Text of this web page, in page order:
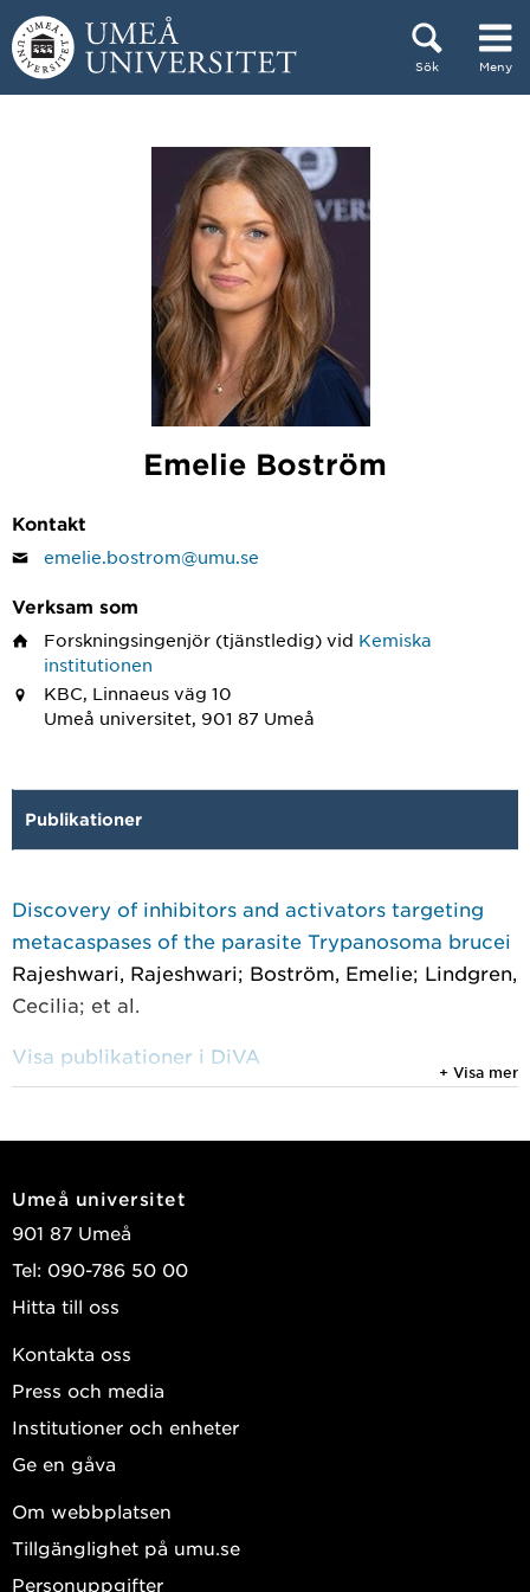
Hoppa direkt till innehållet
Sök Meny
Emelie Boström
Kontakt
emelie.bostrom@umu.se
Verksam som
Forskningsingenjör (tjänstledig) vid Kemiska
institutionen
KBC, Linnaeus väg 10
Umeå universitet, 901 87 Umeå
Publikationer
Discovery of inhibitors and activators targeting
metacaspases of the parasite Trypanosoma brucei
Rajeshwari, Rajeshwari; Boström, Emelie; Lindgren,
Cecilia; et al.
Visa publikationer i DiVA
+ Visa mer
Umeå universitet
901 87 Umeå
Tel: 090-786 50 00
Hitta till oss
Kontakta oss
Press och media
Institutioner och enheter
Ge en gåva
Om webbplatsen
Tillgänglighet på umu.se
Personuppgifter